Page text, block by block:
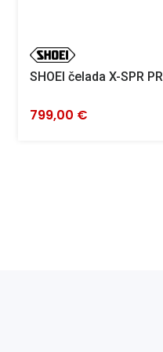
SHOEI čelada X-SPR
799,00 €